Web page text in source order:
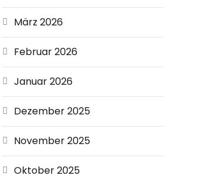
März 2026
Februar 2026
Januar 2026
Dezember 2025
November 2025
Oktober 2025